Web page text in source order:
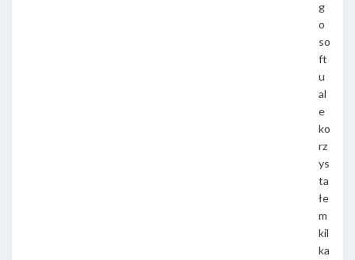
g
o
so
ft
u
al
e
ko
rz
ys
ta
łe
m
kil
ka